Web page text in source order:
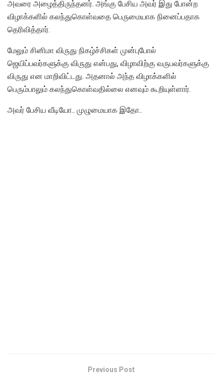
அவரை அழைத்திருந்தனர். அங்கு பேசிய அவர் இது போன்ற
விழாக்களில் கலந்துகொள்வதை பெருமையாக நினைப்பதாக
தெரிவித்தார்.
மேலும் சினிமா விருது நிகழ்ச்சிகள் முன்புபோல்
ஜெயிப்பவர்களுக்கு விருது என்பது, விழாவிற்கு வருபவர்களுக்கு
விருது என மாறிவிட்டது. அதனால் அந்த விழாக்களில்
பெரும்பாலும் கலந்துகொள்வதில்லை எனவும் கூறியுள்ளார்.
அவர் பேசிய வீடியோ.. முழுமையாக இதோ..
Previous Post